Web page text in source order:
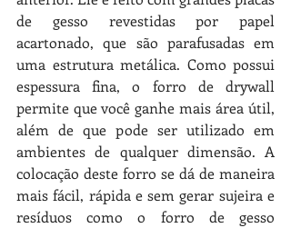
de gesso revestidas por papel
acartonado, que são parafusadas em
uma estrutura metálica. Como possui
espessura fina, o forro de drywall
permite que você ganhe mais área útil,
além de que pode ser utilizado em
ambientes de qualquer dimensão. A
colocação deste forro se dá de maneira
mais fácil, rápida e sem gerar sujeira e
resíduos como o forro de gesso